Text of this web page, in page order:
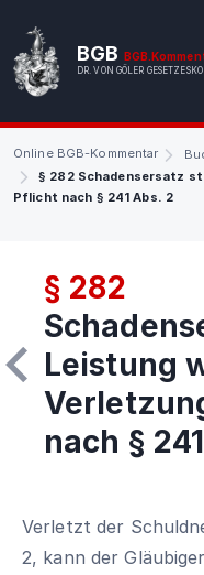
BGB
DR. VON GÖLER
Online BGB-Kommentar
§ 282 Schadensersatz
Pflicht nach § 241 Abs. 2
§ 282
Leistung
nach §
Verletzt der
2, kann der